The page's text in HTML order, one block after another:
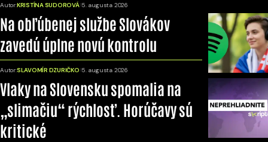
Autor:KRISTÍNA SUDOROVÁ 5. augusta 2026
Na obľúbenej službe Slovákov
zavedú úplne novú kontrolu
Autor:SLAVOMÍR DZURIČKO 5. augusta 2026
Vlaky na Slovensku spomalia na
„slimačiu“ rýchlosť. Horúčavy sú
kritické